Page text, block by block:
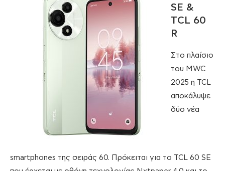
SE &
TCL 60
R
Στο πλαίσιο
του MWC
2025 η TCL
αποκάλυψε
δύο νέα
smartphones της σειράς 60. Πρόκειται για το TCL 60 SE